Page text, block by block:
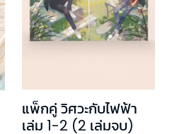
แพ็กคู่ วิศวะกับไฟฟ้า
เล่ม 1-2 (2 เล่มจบ)